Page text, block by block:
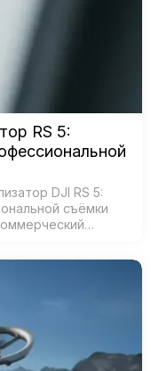
RS 5:
DJI RS 5:
съёмки
систе…